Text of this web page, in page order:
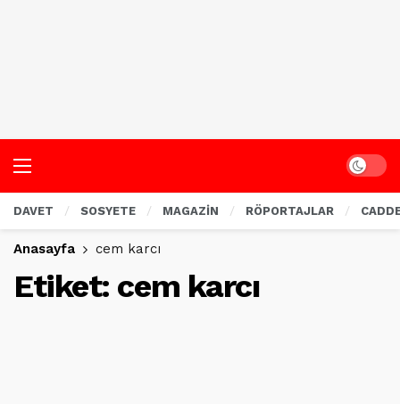
Dark
DAVET SOSYETE MAGAZİN RÖPORTAJLAR
Anasayfa cem karcı
Etiket: cem karcı